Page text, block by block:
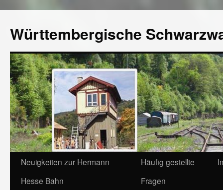
Württembergische
Neuigkeiten zur Hermann
Hesse Bahn
Häufig gestellte
Fragen